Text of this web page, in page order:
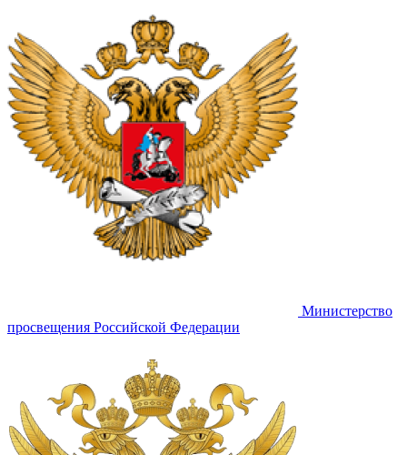
Министерство
просвещения Российской Федерации